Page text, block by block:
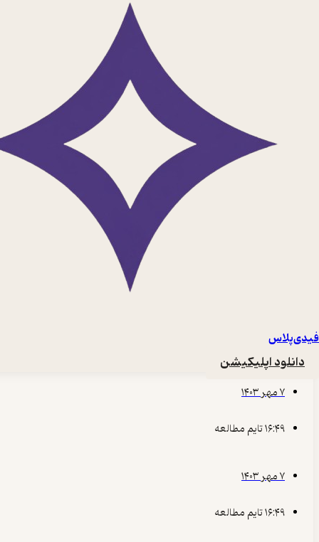
فیدی‌پلاس
دانلود اپلیکیشن
زیباترین کتابخانه‌های جهان {مکان هایی که الهام‌بخش هستند}
تحریریه
۷ مهر ۱۴۰۳
۱۶:۴۹ تایم مطالعه
۷ مهر ۱۴۰۳
۱۶:۴۹ تایم مطالعه